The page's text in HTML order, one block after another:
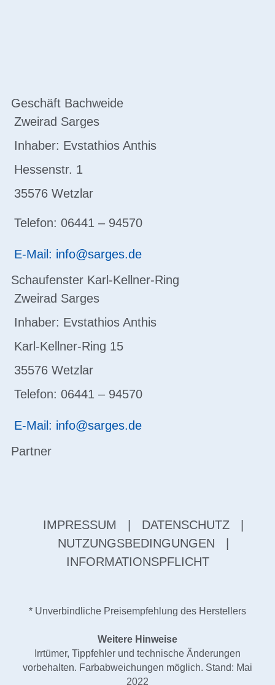
Geschäft Bachweide
Zweirad Sarges
Inhaber: Evstathios Anthis
Hessenstr. 1
35576 Wetzlar
Telefon: 06441 – 94570
E-Mail: info@sarges.de
Schaufenster Karl-Kellner-Ring
Zweirad Sarges
Inhaber: Evstathios Anthis
Karl-Kellner-Ring 15
35576 Wetzlar
Telefon: 06441 – 94570
E-Mail: info@sarges.de
Partner
IMPRESSUM DATENSCHUTZ
NUTZUNGSBEDINGUNGEN
INFORMATIONSPFLICHT
* Unverbindliche Preisempfehlung des Herstellers
Weitere Hinweise
Irrtümer, Tippfehler und technische Änderungen
vorbehalten. Farbabweichungen möglich. Stand: Mai
2022